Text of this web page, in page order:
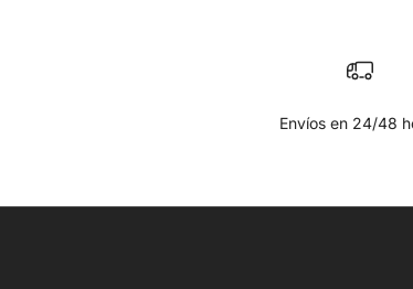
Envíos en 24/48